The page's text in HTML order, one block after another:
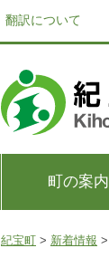
翻訳について
町の案内
紀宝町 > 新着情報 >